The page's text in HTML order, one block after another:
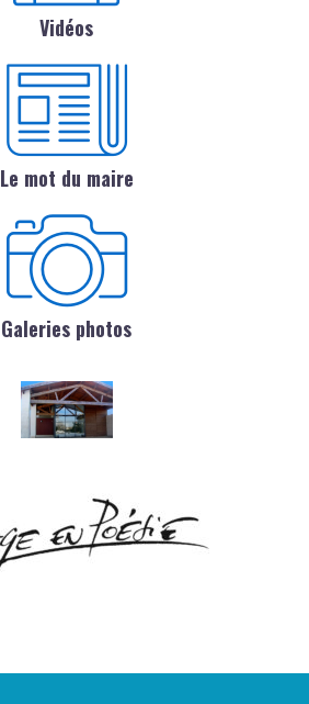
Vidéos
Le mot du maire
Galeries photos